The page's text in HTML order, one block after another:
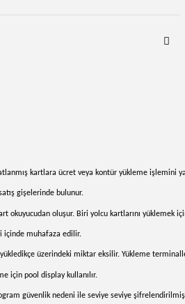
kartlara ücret veya kontür yükleme işlemini
gişelerinde bulunur.
okuyucudan oluşur. Biri yolcu kartlarını yüklemek
içinde muhafaza edilir.
üzerindeki miktar eksilir. Yükleme
için pool display kullanılır.
güvenlik nedeni ile seviye seviye